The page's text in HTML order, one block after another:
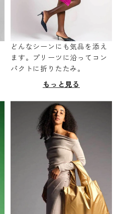
どんなシーンにも気品を添え
ます。プリーツに沿ってコン
パクトに折りたたみ。
もっと見る